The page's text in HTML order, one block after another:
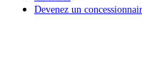
Devenez un